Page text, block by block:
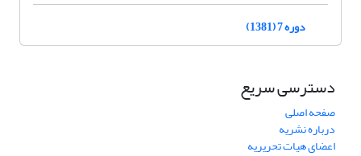
دوره 7 (1381)
دسترسی سریع
صفحه اصلی
درباره نشریه
اعضای هیات تحریریه